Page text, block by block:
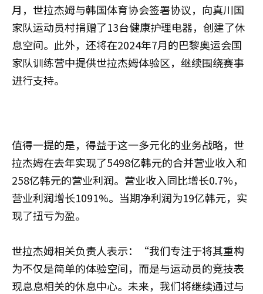
月，世拉杰姆与韩国体育协会签署协议，向真川国
家队运动员村捐赠了13台健康护理电器，创建了休
息空间。此外，还将在2024年7月的巴黎奥运会国
家队训练营中提供世拉杰姆体验区，继续围绕赛事
进行支持。
值得一提的是，得益于这一多元化的业务战略，世
拉杰姆在去年实现了5498亿韩元的合并营业收入和
258亿韩元的营业利润。营业收入同比增长0.7%，
营业利润增长1091%。当期净利润为19亿韩元，实
现了扭亏为盈。
世拉杰姆相关负责人表示：“我们专注于将其重构
为不仅是简单的体验空间，而是与运动员的竞技表
现息息相关的休息中心。未来，我们将继续通过与